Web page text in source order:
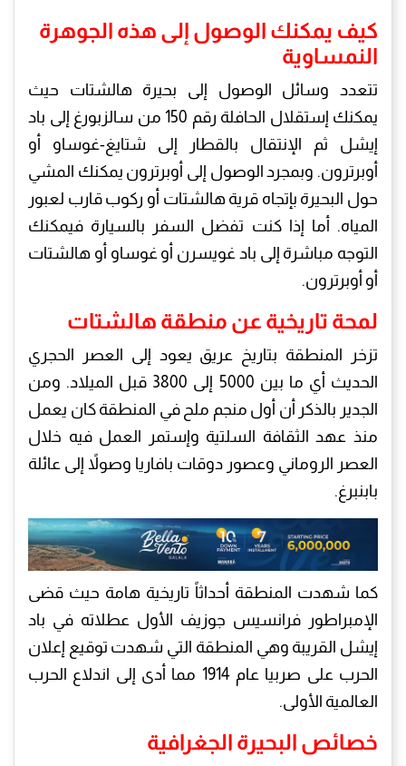
كيف يمكنك الوصول إلى هذه الجوهرة
النمساوية
تتعدد وسائل الوصول إلى بحيرة هالشتات حيث
يمكنك إستقلال الحافلة رقم 150 من سالزبورغ إلى باد
إيشل ثم الإنتقال بالقطار إلى شتايغ-غوساو أو
أوبرترون. وبمجرد الوصول إلى أوبرترون يمكنك المشي
حول البحيرة بإتجاه قرية هالشتات أو ركوب قارب لعبور
المياه. أما إذا كنت تفضل السفر بالسيارة فيمكنك
التوجه مباشرة إلى باد غويسرن أو غوساو أو هالشتات
أو أوبرترون.
لمحة تاريخية عن منطقة هالشتات
تزخر المنطقة بتاريخ عريق يعود إلى العصر الحجري
الحديث أي ما بين 5000 إلى 3800 قبل الميلاد. ومن
الجدير بالذكر أن أول منجم ملح في المنطقة كان يعمل
منذ عهد الثقافة السلتية وإستمر العمل فيه خلال
العصر الروماني وعصور دوقات بافاريا وصولاً إلى عائلة
بابنبرغ.
كما شهدت المنطقة أحداثاً تاريخية هامة حيث قضى
الإمبراطور فرانسيس جوزيف الأول عطلاته في باد
إيشل القريبة وهي المنطقة التي شهدت توقيع إعلان
الحرب على صربيا عام 1914 مما أدى إلى اندلاع الحرب
العالمية الأولى.
خصائص البحيرة الجغرافية